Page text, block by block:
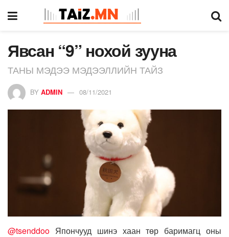
Явсан “9” нохой зууна
ТАНЫ МЭДЭЭ МЭДЭЭЛЛИЙН ТАЙЗ
BY ADMIN 08/11/2021
@tsenddoo Япончууд шинэ хаан төр баримагц оны